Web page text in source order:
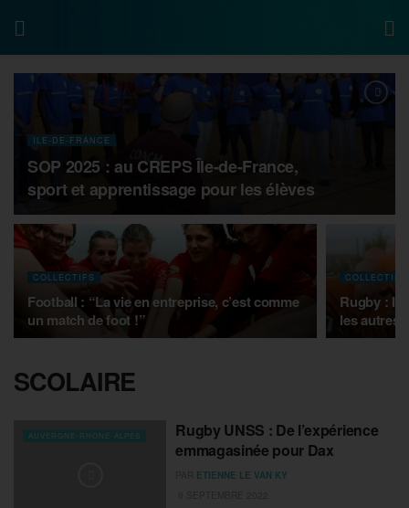
ILE-DE-FRANCE
SOP 2025 : au CREPS Île-de-France,
sport et apprentissage pour les élèves
COLLECTIFS
Football : “La vie en entreprise, c’est comme
un match de foot !”
COLLECTIFS
Rugby :
les autres
SCOLAIRE
AUVERGNE-RHONE-ALPES
Rugby UNSS : De l’expérience
emmagasinée pour Dax
ETIENNE LE VAN KY